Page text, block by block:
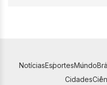
NotíciasEsportesMundo
Cidades